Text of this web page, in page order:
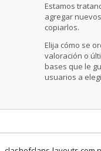
Estamos
agregar
copiarlos.
Elija cómo se
valoración o
bases que le
usuarios a